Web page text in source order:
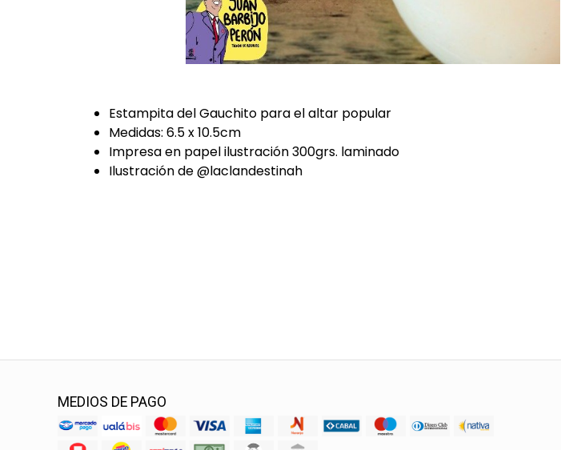
Estampita del Gauchito para el altar popular
Medidas: 6.5 x 10.5cm
Impresa en papel ilustración 300grs. laminado
Ilustración de @laclandestinah
MEDIOS DE PAGO